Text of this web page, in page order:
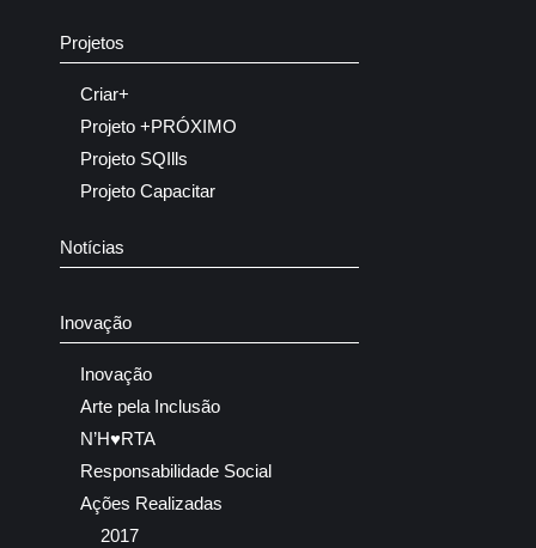
Projetos
Criar+
Projeto +PRÓXIMO
Projeto SQIlls
Projeto Capacitar
Notícias
Inovação
Inovação
Arte pela Inclusão
N’H♥RTA
Responsabilidade Social
Ações Realizadas
2017